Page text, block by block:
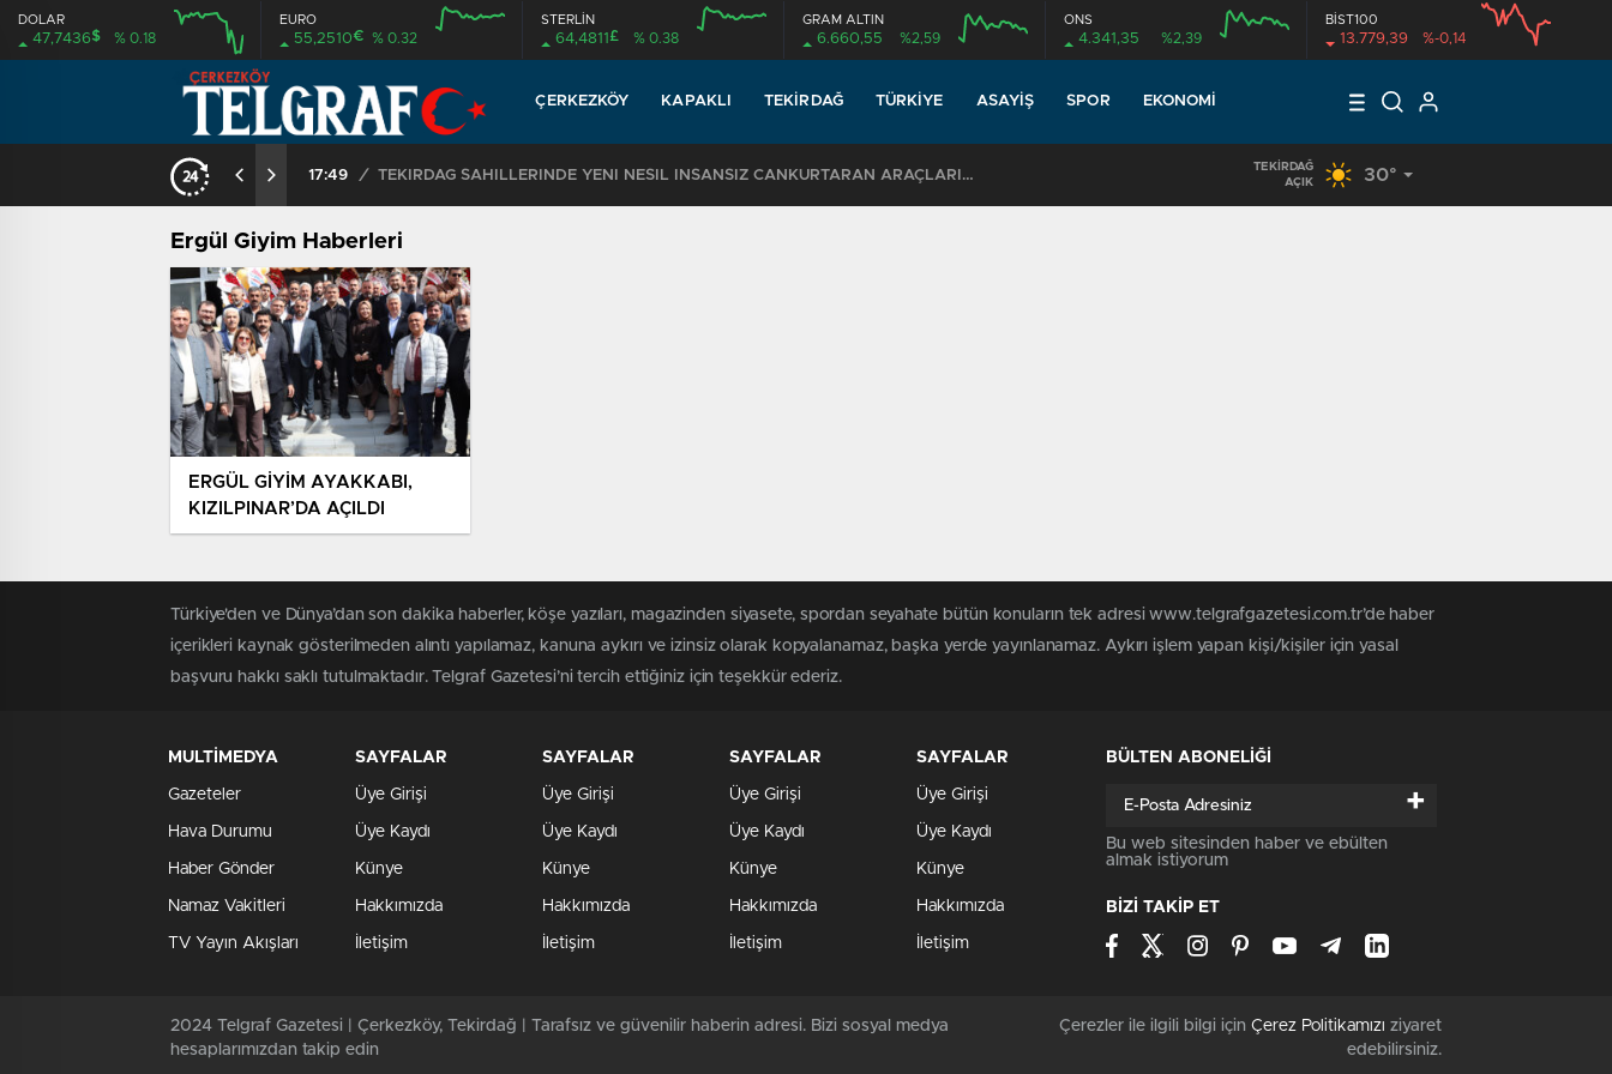
DOLAR
47,7436$ % 0.18
EURO
55,2510€ % 0.32
STERLİN
64,4811 £ % 0.38
GRAM ALTIN
6.660,55 %2,59
ONS
4.341,35 %2,39
BİST100
13.779,39 %-0,14
ÇERKEZKÖY KAPAKLI TEKIRDAĞ TÜRKIYE ASAYIŞ SPOR EKONOMI
17:49 / TEKİRDAĞ SAHİLLERİNDE YENİ NESİL İNSANSIZ CANKURTARAN ARAÇLARI GÖREVDE KUR’AN KURSU ÖĞRENCİLERİNE DONDURMA İKRAMI
TEKIRDAĞ
AÇIK
30°
Ergül Giyim Haberleri
ERGÜL GİYİM AYAKKABI,
KIZILPINAR’DA AÇILDI
Türkiye'den ve Dünya’dan son dakika haberler, köşe yazıları, magazinden siyasete, spordan seyahate bütün konuların tek adresi www.telgrafgazetesi.com.tr’de haber
içerikleri kaynak gösterilmeden alıntı yapılamaz, kanuna aykırı ve izinsiz olarak kopyalanamaz, başka yerde yayınlanamaz. Aykırı işlem yapan kişi/kişiler için yasal
başvuru hakkı saklı tutulmaktadır. Telgraf Gazetesi’ni tercih ettiğiniz için teşekkür ederiz.
MULTİMEDYA
Gazeteler
Hava Durumu
Haber Gönder
Namaz Vakitleri
TV Yayın Akışları
SAYFALAR
Üye Girişi
Üye Kaydı
Künye
Hakkımızda
İletişim
SAYFALAR
Üye Girişi
Üye Kaydı
Künye
Hakkımızda
İletişim
SAYFALAR
Üye Girişi
Üye Kaydı
Künye
Hakkımızda
İletişim
SAYFALAR
Üye Girişi
Üye Kaydı
Künye
Hakkımızda
İletişim
BÜLTEN ABONELİĞİ
+
Bu web sitesinden haber ve ebülten
almak istiyorum
BİZİ TAKİP ET
2024 Telgraf Gazetesi | Çerkezköy, Tekirdağ | Tarafsız ve güvenilir haberin adresi. Bizi sosyal medya
hesaplarımızdan takip edin
Çerezler ile ilgili bilgi için Çerez Politikamızı ziyaret
edebilirsiniz.